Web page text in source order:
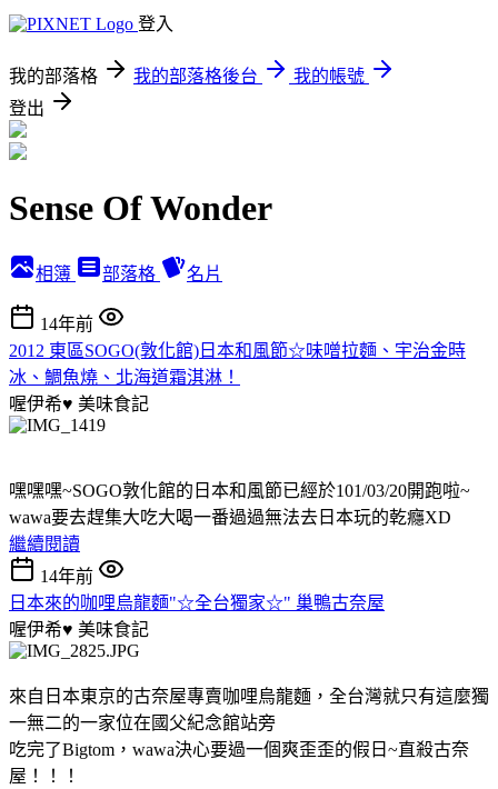
登入
我的部落格 我的部落格後台
我的帳號
登出
Sense Of Wonder
相簿 部落格 名片
14年前
2012 東區SOGO(敦化館)日本和風節☆味噌拉麵、宇治金時
冰、鯛魚燒、北海道霜淇淋！
喔伊希♥ 美味食記
嘿嘿嘿~SOGO敦化館的日本和風節已經於101/03/20開跑啦~
wawa要去趕集大吃大喝一番過過無法去日本玩的乾癮XD
繼續閱讀
14年前
日本來的咖哩烏龍麵"☆全台獨家☆" 巢鴨古奈屋
喔伊希♥ 美味食記
來自日本東京的古奈屋專賣咖哩烏龍麵，全台灣就只有這麼獨
一無二的一家位在國父紀念館站旁
吃完了Bigtom，wawa決心要過一個爽歪歪的假日~直殺古奈
屋！！！